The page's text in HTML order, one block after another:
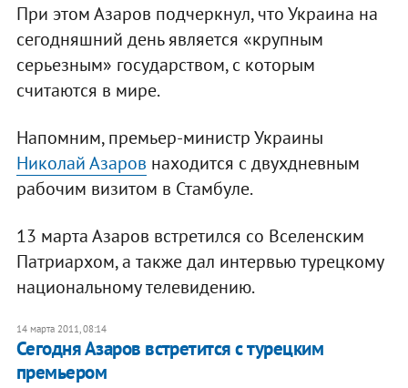
При этом Азаров подчеркнул, что Украина на
сегодняшний день является «крупным
серьезным» государством, с которым
считаются в мире.
Напомним, премьер-министр Украины
Николай Азаров находится с двухдневным
рабочим визитом в Стамбуле.
13 марта Азаров встретился со Вселенским
Патриархом, а также дал интервью турецкому
национальному телевидению.
14 марта 2011, 08:14
Сегодня Азаров встретится с турецким
премьером